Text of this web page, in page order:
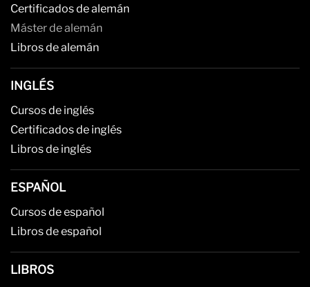
Certificados de alemán
Máster de alemán
Libros de alemán
INGLÉS
Cursos de inglés
Certificados de inglés
Libros de inglés
ESPAÑOL
Cursos de español
Libros de español
LIBROS